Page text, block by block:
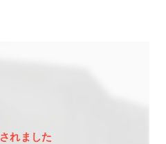
されました